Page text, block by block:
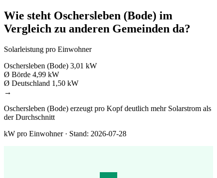
Wie steht Oschersleben (Bode) im
Vergleich zu anderen Gemeinden da?
Solarleistung pro Einwohner
Oschersleben (Bode) 3,01 kW
Ø Börde 4,99 kW
Ø Deutschland 1,50 kW
→
Oschersleben (Bode) erzeugt pro Kopf deutlich mehr Solarstrom als
der Durchschnitt
kW pro Einwohner · Stand: 2026-07-28